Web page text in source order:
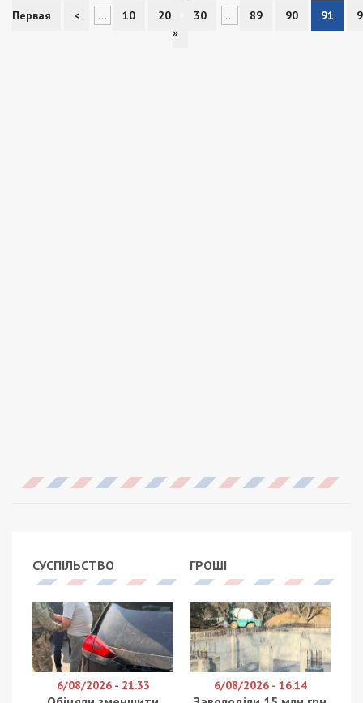
Первая
< ... 10 20 30 ... 89 90 91
»
СУСПІЛЬСТВО
6/08/2026 - 21:33
ГРОШІ
6/08/2026 - 16:14